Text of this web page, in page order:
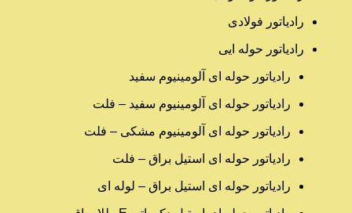
رادیاتور فولادی
رادیاتور حوله ایی
رادیاتور حوله ای آلومینیوم سفید
رادیاتور حوله ای آلومینیوم سفید – فلت
رادیاتور حوله ای آلومینیوم مشکی – فلت
رادیاتور حوله ای استیل براق – فلت
رادیاتور حوله ای استیل براق – لوله ای